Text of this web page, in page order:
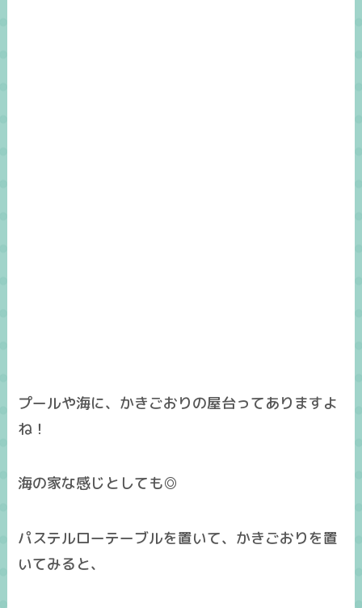
プールや海に、かきごおりの屋台ってありますよ
ね！
海の家な感じとしても◎
パステルローテーブルを置いて、かきごおりを置
いてみると、